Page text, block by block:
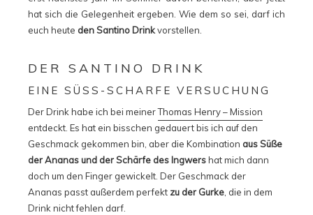
hat sich die Gelegenheit ergeben. Wie dem so sei, darf ich
euch heute den Santino Drinkvorstellen.
DER SANTINO DRINK
EINE SÜSS-SCHARFE VERSUCHUNG
Der Drink habe ich bei meinerThomas Henry – Mission
entdeckt. Es hat ein bisschen gedauert bis ich auf den
Geschmack gekommen bin, aber die Kombination aus Süße
der Ananas und der Schärfe des Ingwershat mich dann
doch um den Finger gewickelt. Der Geschmack der
Ananas passt außerdem perfekt zu der Gurke, die in dem
Drink nicht fehlen darf.